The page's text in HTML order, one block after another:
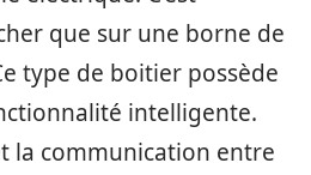
que sur une borne de
type de boitier possède
intelligente.
la communication entre